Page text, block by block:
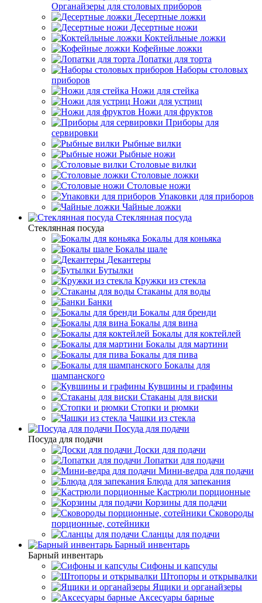
Органайзеры для столовых приборов
Десертные ложки
Десертные ножи
Коктейльные ложки
Кофейные ложки
Лопатки для торта
Наборы столовых
приборов
Ножи для стейка
Ножи для устриц
Ножи для фруктов
Приборы для
сервировки
Рыбные вилки
Рыбные ножи
Столовые вилки
Столовые ложки
Столовые ножи
Упаковки для приборов
Чайные ложки
Стеклянная посуда
Стеклянная посуда
Бокалы для коньяка
Бокалы шале
Декантеры
Бутылки
Кружки из стекла
Стаканы для воды
Банки
Бокалы для бренди
Бокалы для вина
Бокалы для коктейлей
Бокалы для мартини
Бокалы для пива
Бокалы для
шампанского
Кувшины и графины
Стаканы для виски
Стопки и рюмки
Чашки из стекла
Посуда для подачи
Посуда для подачи
Доски для подачи
Лопатки для подачи
Мини-ведра для подачи
Блюда для запекания
Кастрюли порционные
Корзины для подачи
Сковороды
порционные, сотейники
Сланцы для подачи
Барный инвентарь
Барный инвентарь
Сифоны и капсулы
Штопоры и открывалки
Ящики и органайзеры
Аксесуары барные